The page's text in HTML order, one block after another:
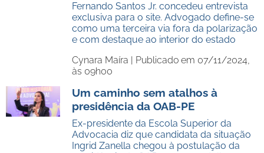
Fernando Santos Jr. concedeu entrevista
exclusiva para o site. Advogado define-se
como uma terceira via fora da polarização
e com destaque ao interior do estado
Cynara Maíra | Publicado em 07/11/2024,
às 09h00
Um caminho sem atalhos à
presidência da OAB-PE
Ex-presidente da Escola Superior da
Advocacia diz que candidata da situação
Ingrid Zanella chegou à postulação da